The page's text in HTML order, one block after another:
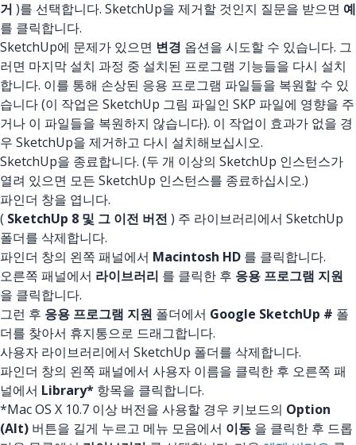
거 )를 선택합니다. SketchUp을 제거할 것인지 질문을 받으면 예
를 클릭합니다.
SketchUp에 문제가 있으면 변경 옵션을 시도할 수 있습니다. 그
러면 마지막 설치 과정 중 설치된 프로그램 기능들을 다시 설치
합니다. 이를 통해 손상된 응용 프로그램 파일들을 복원할 수 있
습니다 (이 작업은 SketchUp 그림 파일인 SKP 파일에 영향을 주
거나 이 파일들을 복원하지 않습니다). 이 작업이 효과가 없을 경
우 SketchUp을 제거하고 다시 설치해보십시오.
SketchUp을 종료합니다. (두 개 이상의 SketchUp 인스턴스가
열려 있으면 모든 SketchUp 인스턴스를 종료하십시오.)
파인더 창을 엽니다.
( SketchUp 8 및 그 이전 버전 ) 주 라이브러리에서 SketchUp
폴더를 삭제합니다.
파인더 창의 왼쪽 패널에서 Macintosh HD 를 클릭합니다.
오른쪽 패널에서 라이브러리 를 클릭한 후 응용 프로그램 지원
을 클릭합니다.
그런 후 응용 프로그램 지원 폴더에서 Google SketchUp # 폴
더를 찾아서 휴지통으로 드래그합니다.
사용자 라이브러리에서 SketchUp 폴더를 삭제합니다.
파인더 창의 왼쪽 패널에서 사용자 이름을 클릭한 후 오른쪽 패
널에서 Library* 항목을 클릭합니다.
*Mac OS X 10.7 이상 버전을 사용할 경우 키보드의 Option
(Alt) 버튼을 길게 누르고 메뉴 모음에서 이동 을 클릭한 후 드롭